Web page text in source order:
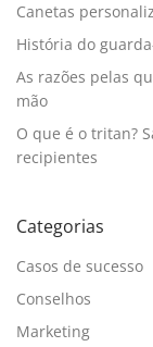
Canetas
História do
As razões pelas
mão
O que é o tritan?
recipientes
Categorias
Casos de sucesso
Conselhos
Marketing